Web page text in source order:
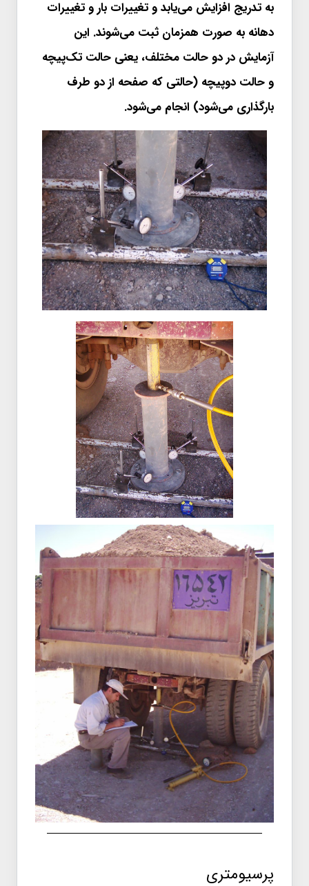
به تدریج افزایش می‌یابد و تغییرات بار و تغییرات
دهانه به صورت همزمان ثبت می‌شوند. این
آزمایش در دو حالت مختلف، یعنی حالت تک‌پیچه
و حالت دوپیچه (حالتی که صفحه از دو طرف
بارگذاری می‌شود) انجام می‌شود.
پرسیومتری